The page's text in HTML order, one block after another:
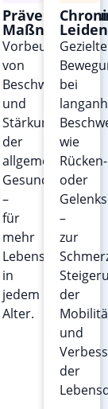
Präventive
Maßnahmen
Vorbeugung
von
Beschwerden
und
Stärkung
der
allgemeinen
Gesundheit
–
für
mehr
Lebensqualität
in
jedem
Alter.
Leiden
Gezielte
bei
wie
Rücken-
oder
–
zur
der
und
der